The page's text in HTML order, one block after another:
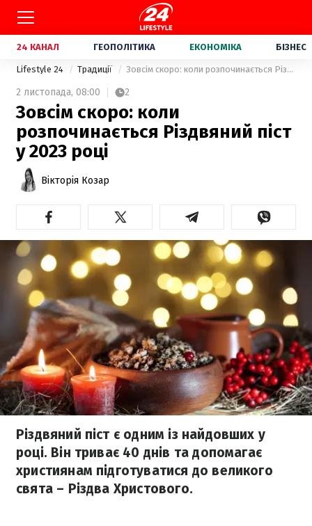
24 КАНАЛ ГЕОПОЛІТИКА ЕКОНОМІКА БІЗНЕС
Lifestyle 24 Традиції Зовсім скоро: коли розпочинається Різдвяний піст у 2023 році
2 листопада, 08:00 2
Зовсім скоро: коли
розпочинається Різдвяний піст
у 2023 році
Вікторія Козар
Різдвяний піст є одним із найдовших у
році. Він триває 40 днів та допомагає
християнам підготуватися до великого
свята – Різдва Христового.